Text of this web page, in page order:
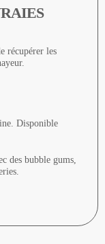
récupérer les
Disponible
des bubble gums,